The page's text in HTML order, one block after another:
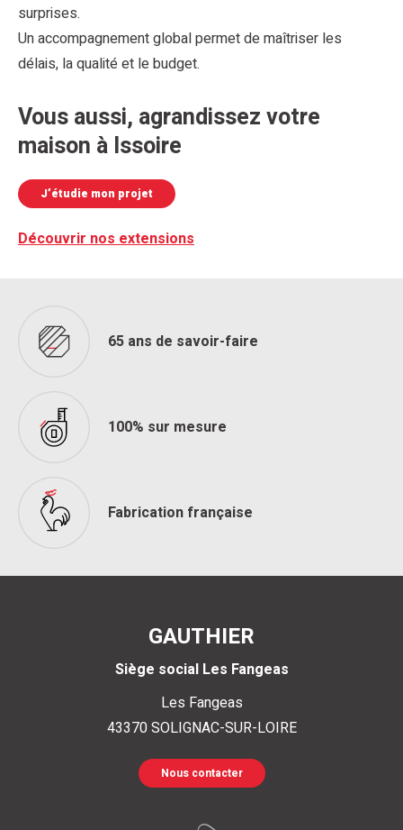
surprises.
Un accompagnement global permet de maîtriser les
délais, la qualité et le budget.
Vous aussi, agrandissez votre
maison à Issoire
J’étudie mon projet
Découvrir nos extensions
65 ans de savoir-faire
100% sur mesure
Fabrication française
GAUTHIER
Siège social Les Fangeas
Les Fangeas
43370SOLIGNAC-SUR-LOIRE
Nous contacter